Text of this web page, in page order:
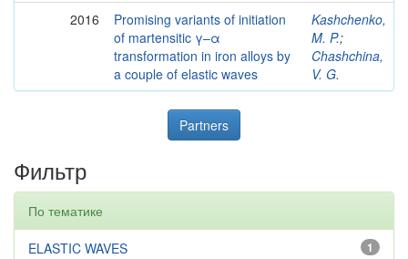
2016
Promising variants of initiation
of martensitic γ–α
transformation in iron alloys by
a couple of elastic waves
Kashchenko,
M. P.;
Chashchina,
V. G.
Partners
Фильтр
По тематике
1
ELASTIC WAVES